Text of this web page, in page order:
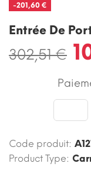
-201,60 €
Entrée De
302,51 €
Code produit:
Product Type: